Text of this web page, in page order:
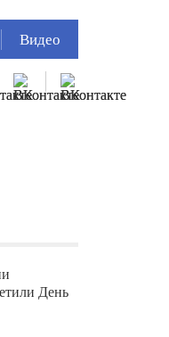
Видео
День